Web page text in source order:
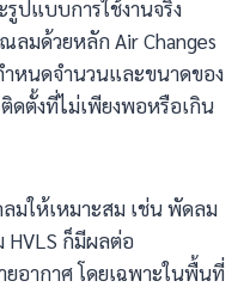
ปแบบการใช้งานจริง
มด้วยหลัก Air Changes
ำหนดจำนวนและขนาดของ
ตั้งที่ไม่เพียงพอหรือเกิน
มให้เหมาะสม เช่น พัดลม
ก็มีผลต่อ
อากาศ โดยเฉพาะในพื้นที่